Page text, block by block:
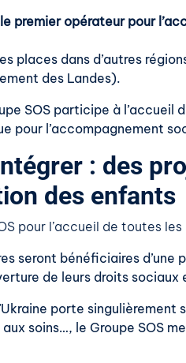
premier opérateur pour
places dans d’autres
des Landes).
SOS participe à l’accueil
pour l’accompagnement
: des
des enfants
pour l’accueil de toutes
seront bénéficiaires
de leurs droits
porte
soins…, le Groupe SOS